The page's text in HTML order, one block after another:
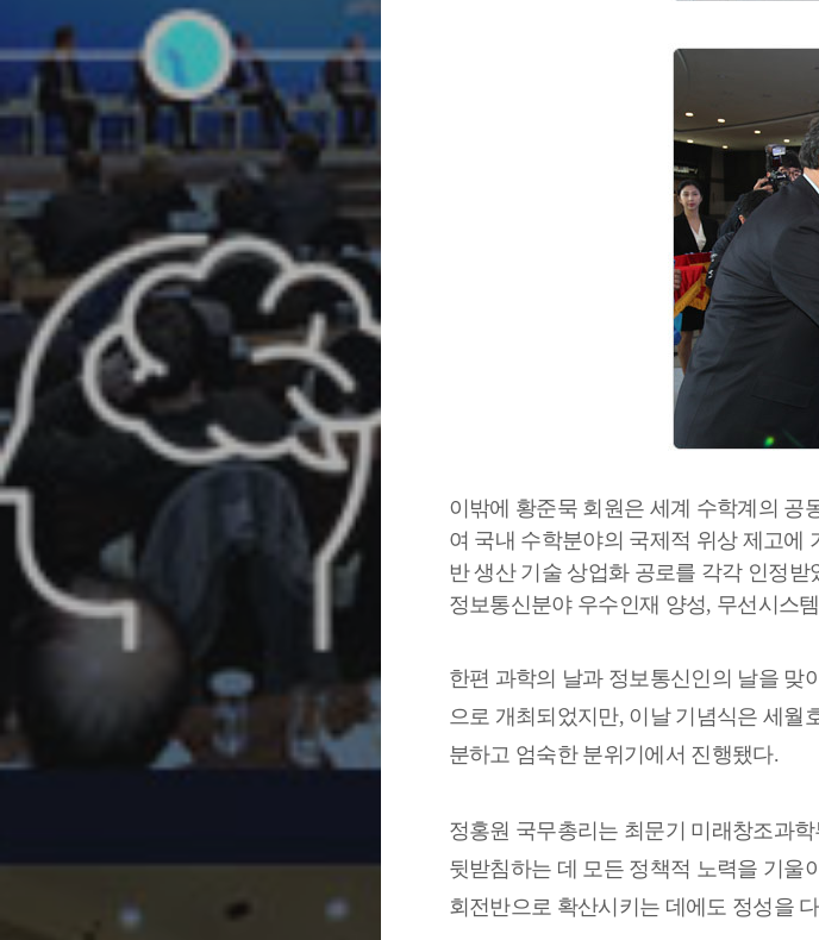
이밖에 황준묵 회원은 세계 수학계의 공
여 국내 수학분야의 국제적 위상 제고에
반 생산 기술 상업화 공로를 각각 인정받
정보통신분야 우수인재 양성, 무선시스
한편 과학의 날과 정보통신인의 날을 맞
으로 개최되었지만, 이날 기념식은 세월
분하고 엄숙한 분위기에서 진행됐다.
정홍원 국무총리는 최문기 미래창조과
뒷받침하는 데 모든 정책적 노력을 기울
회전반으로 확산시키는 데에도 정성을